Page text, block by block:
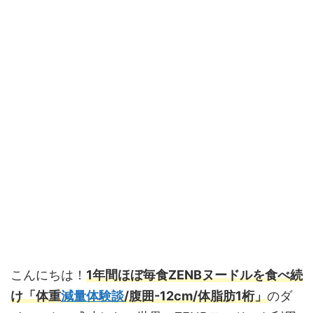
こんにちは！ 1年間ほぼ毎食ZENBヌードルを食べ続
け「体重減量体験談/腹囲-12cm/体脂肪1桁」のダ